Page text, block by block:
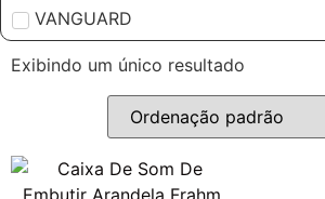
VANGUARD
Exibindo um único resultado